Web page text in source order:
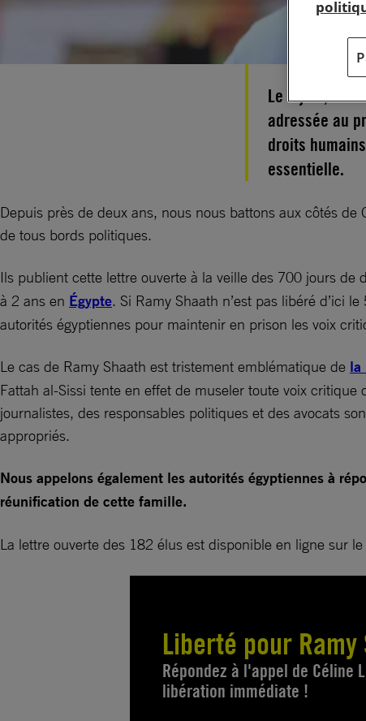
Le 4 juin, 182
adressée au
droits
essentielle.
Depuis près de deux ans, nous nous battons aux côtés
de tous bords politiques.
Ils publient cette lettre ouverte à la veille des 700 jours de
à 2 ans en Égypte. Si Ramy Shaath n’est pas libéré d’ici
autorités égyptiennes pour maintenir en prison les voix
Le cas de Ramy Shaath est tristement emblématique de la
Fattah al-Sissi tente en effet de museler toute voix
journalistes, des responsables politiques et des avocats
appropriés.
Nous appelons également les autorités égyptiennes à
réunification de cette famille.
La lettre ouverte des 182 élus est disponible en ligne sur
Liberté pour Ramy
Répondez à l'appel de Céline
libération immédiate !